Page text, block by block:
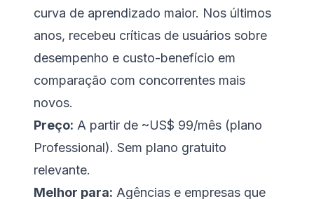
curva de aprendizado maior. Nos últimos
anos, recebeu críticas de usuários sobre
desempenho e custo-benefício em
comparação com concorrentes mais
novos.
Preço: A partir de ~US$ 99/mês (plano
Professional). Sem plano gratuito
relevante.
Melhor para: Agências e empresas que